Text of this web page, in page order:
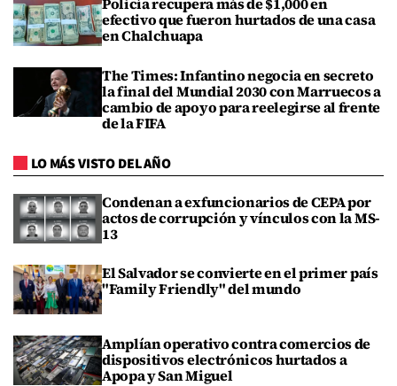
efectivo que fueron hurtados de una casa
en Chalchuapa
The Times: Infantino negocia en secreto
la final del Mundial 2030 con Marruecos a
cambio de apoyo para reelegirse al frente
de la FIFA
LO MÁS VISTO DEL AÑO
Condenan a exfuncionarios de CEPA por
actos de corrupción y vínculos con la MS-
13
El Salvador se convierte en el primer país
"Family Friendly" del mundo
Amplían operativo contra comercios de
dispositivos electrónicos hurtados a
Apopa y San Miguel